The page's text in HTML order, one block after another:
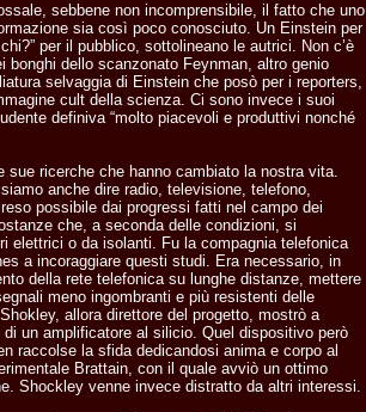
sebbene non incomprensibile, il fatto che uno
sia così poco conosciuto. Un Einstein per
per il pubblico, sottolineano le autrici. Non c’è
bonghi dello scanzonato Feynman, altro genio
selvaggia di Einstein che posò per i reporters,
cult della scienza. Ci sono invece i suoi
definiva “molto piacevoli e produttivi nonché
sue ricerche che hanno cambiato la nostra vita.
anche dire radio, televisione, telefono,
possibile dai progressi fatti nel campo dei
che, a seconda delle condizioni, si
elettrici o da isolanti. Fu la compagnia telefonica
a incoraggiare questi studi. Era necessario, in
della rete telefonica su lunghe distanze, mettere
meno ingombranti e più resistenti delle
allora direttore del progetto, mostrò a
di un amplificatore al silicio. Quel dispositivo però
raccolse la sfida dedicandosi anima e corpo al
Brattain, con il quale avviò un ottimo
Shockley venne invece distratto da altri interessi.